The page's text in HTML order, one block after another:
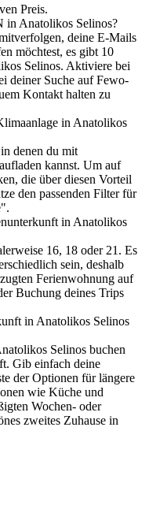
Preis.
in Anatolikos Selinos?
deine E-Mails
möchtest, es gibt 10
Selinos. Aktiviere bei
deiner Suche auf Fewo-
Kontakt halten zu
in Anatolikos
denen du mit
kannst. Um auf
die über diesen Vorteil
den passenden Filter für
in Anatolikos
16, 18 oder 21. Es
sein, deshalb
Ferienwohnung auf
Buchung deines Trips
in Anatolikos Selinos
Selinos buchen
Gib einfach deine
der Optionen für längere
wie Küche und
Wochen- oder
zweites Zuhause in